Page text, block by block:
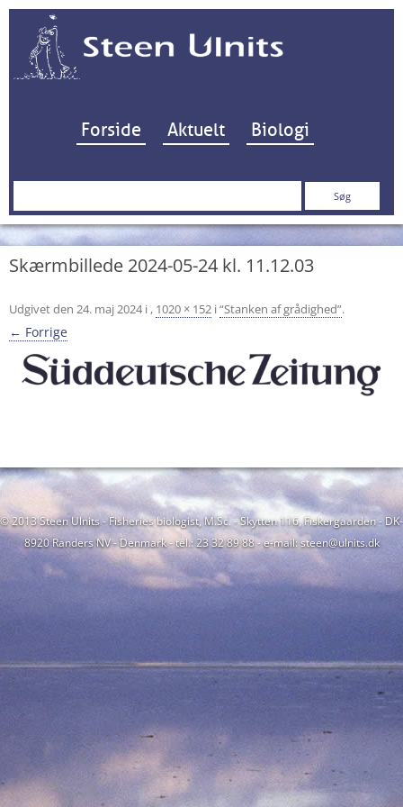
Hop til indhold
Forside Aktuelt Biologi
Søg
Skærmbillede 2024-05-24 kl. 11.12.03
Udgivet den 24. maj 2024i , 1020 × 152 i“Stanken af grådighed”.
← Forrige
© 2013 Steen Ulnits - Fisheries biologist, M.Sc. - Skytten 116, Fiskergaarden - DK-
8920 Randers NV - Denmark - tel.: 23 32 89 88 - e-mail: steen@ulnits.dk